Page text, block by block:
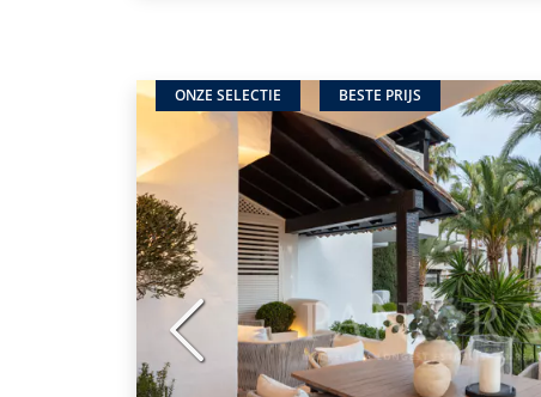
ONZE SELECTIE BESTE PRIJS
Vorige